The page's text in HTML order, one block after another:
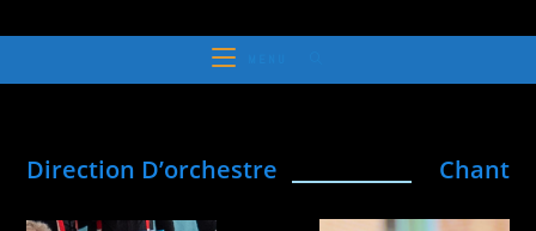
Direction D’orchestre Chant